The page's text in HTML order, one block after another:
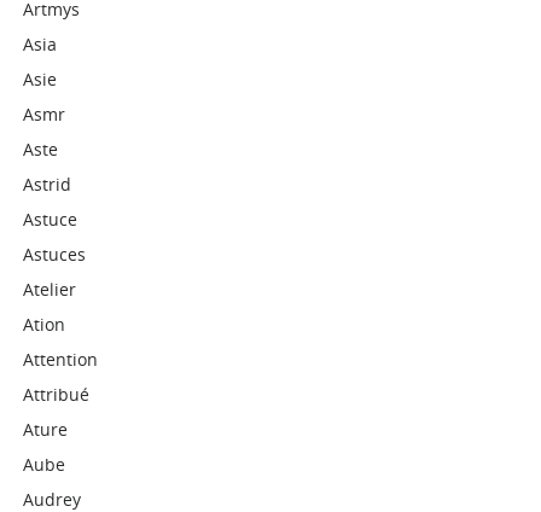
Artmys
Asia
Asie
Asmr
Aste
Astrid
Astuce
Astuces
Atelier
Ation
Attention
Attribué
Ature
Aube
Audrey